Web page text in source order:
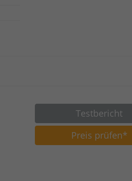
Testbericht
Preis prüfen*